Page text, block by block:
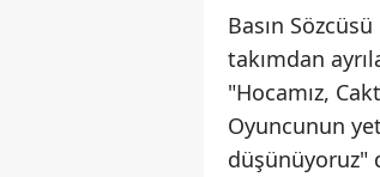
Basın
takımdan
"Hocamız,
Oyuncunun
düşünüyoruz"